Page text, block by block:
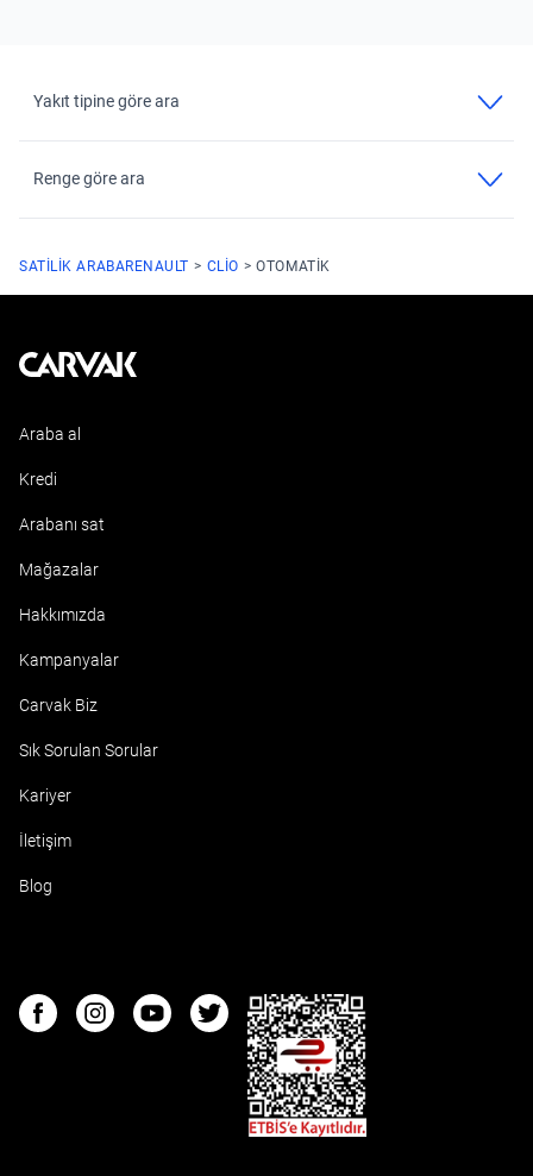
Yakıt tipine göre ara
Renge göre ara
SATILIK ARABARENAULT CLIO OTOMATIK
Kavak
Araba al
Kredi
Arabanı sat
Mağazalar
Hakkımızda
Kampanyalar
Carvak Biz
Sık Sorulan Sorular
Kariyer
İletişim
Blog
FacebookInstagramYoutubeTwitter
ETBIS